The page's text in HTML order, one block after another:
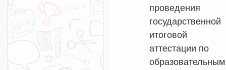
проведения
государственной
итоговой
аттестации по
образовательным